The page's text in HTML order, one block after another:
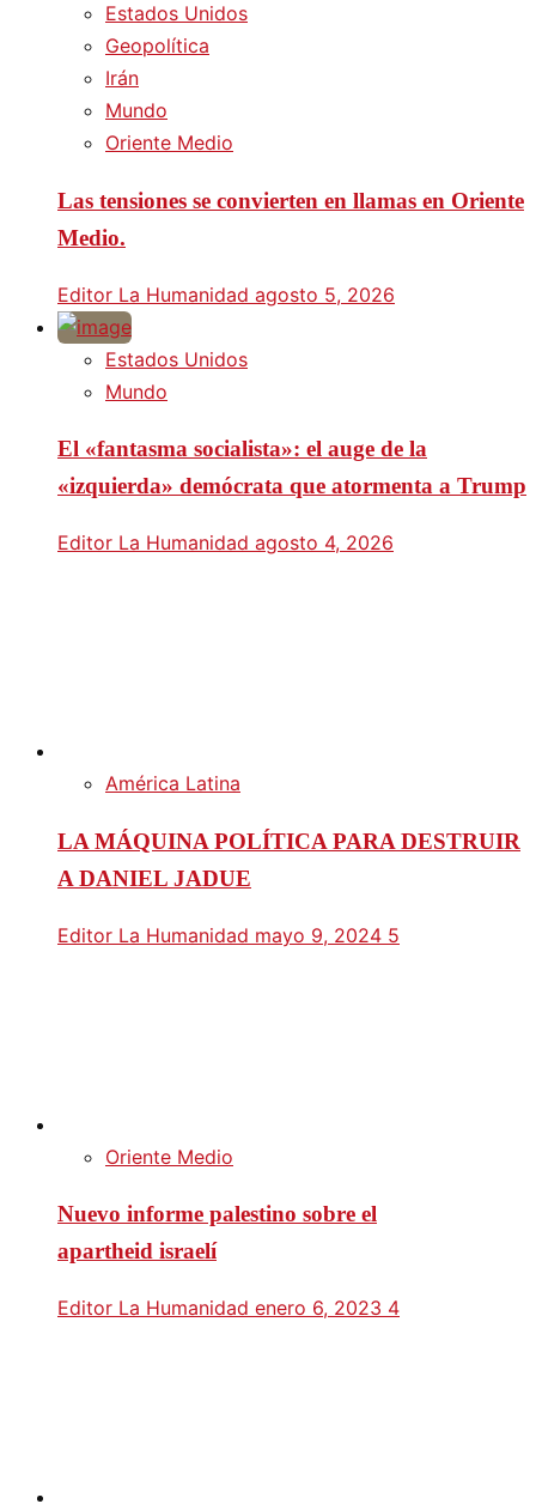
Estados Unidos
Geopolítica
Irán
Mundo
Oriente Medio
Las tensiones se convierten en llamas en Oriente
Medio.
Editor La Humanidad agosto 5, 2026
Estados Unidos
Mundo
El «fantasma socialista»: el auge de la
«izquierda» demócrata que atormenta a Trump
Editor La Humanidad agosto 4, 2026
América Latina
LA MÁQUINA POLÍTICA PARA DESTRUIR
A DANIEL JADUE
Editor La Humanidad mayo 9, 2024 5
Oriente Medio
Nuevo informe palestino sobre el
apartheid israelí
Editor La Humanidad enero 6, 2023 4